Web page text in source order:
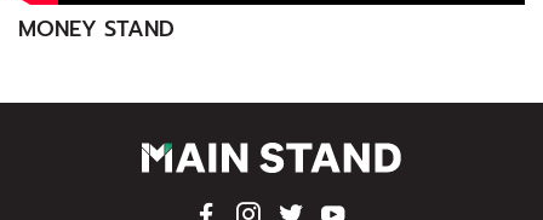
MONEY STAND